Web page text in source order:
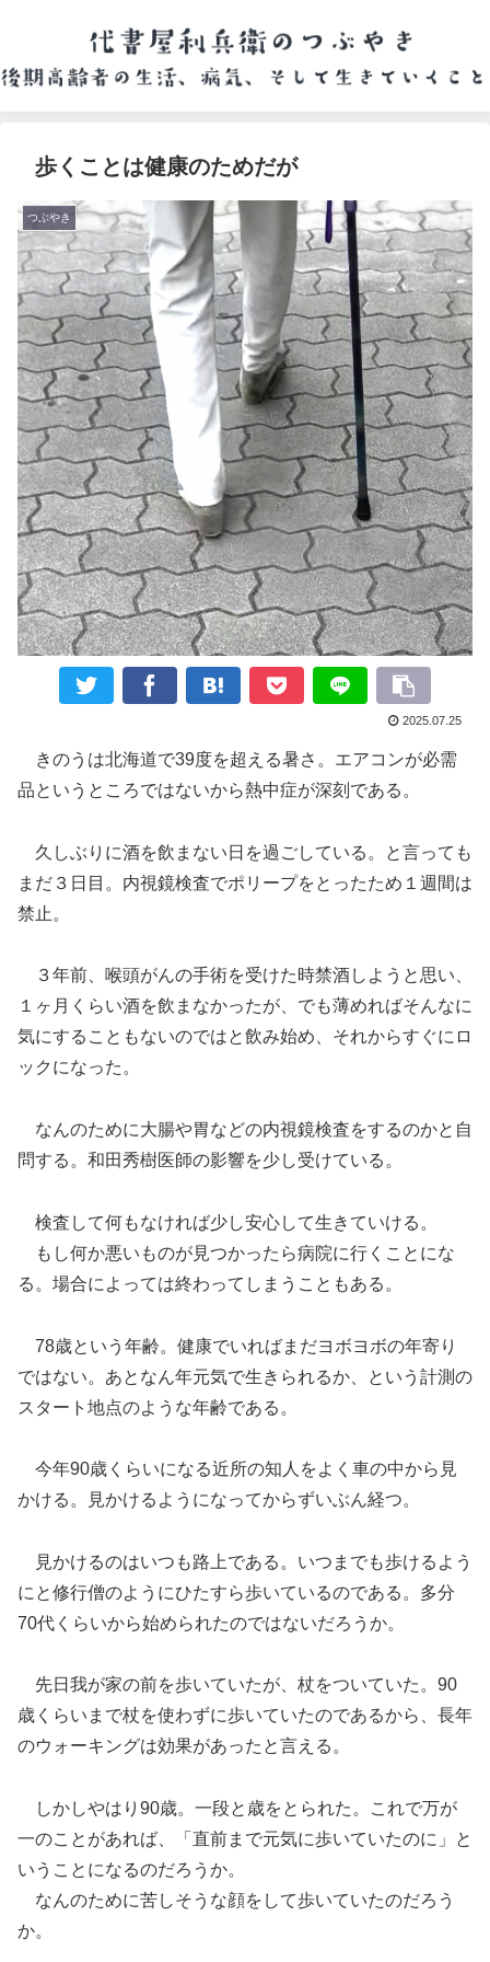
歩くことは健康のためだが
つぶやき
2025.07.25
きのうは北海道で39度を超える暑さ。エアコンが必需
品というところではないから熱中症が深刻である。
久しぶりに酒を飲まない日を過ごしている。と言っても
まだ３日目。内視鏡検査でポリープをとったため１週間は
禁止。
３年前、喉頭がんの手術を受けた時禁酒しようと思い、
１ヶ月くらい酒を飲まなかったが、でも薄めればそんなに
気にすることもないのではと飲み始め、それからすぐにロ
ックになった。
なんのために大腸や胃などの内視鏡検査をするのかと自
問する。和田秀樹医師の影響を少し受けている。
検査して何もなければ少し安心して生きていける。
もし何か悪いものが見つかったら病院に行くことにな
る。場合によっては終わってしまうこともある。
78歳という年齢。健康でいればまだヨボヨボの年寄り
ではない。あとなん年元気で生きられるか、という計測の
スタート地点のような年齢である。
今年90歳くらいになる近所の知人をよく車の中から見
かける。見かけるようになってからずいぶん経つ。
見かけるのはいつも路上である。いつまでも歩けるよう
にと修行僧のようにひたすら歩いているのである。多分
70代くらいから始められたのではないだろうか。
先日我が家の前を歩いていたが、杖をついていた。90
歳くらいまで杖を使わずに歩いていたのであるから、長年
のウォーキングは効果があったと言える。
しかしやはり90歳。一段と歳をとられた。これで万が
一のことがあれば、「直前まで元気に歩いていたのに」と
いうことになるのだろうか。
なんのために苦しそうな顔をして歩いていたのだろう
か。